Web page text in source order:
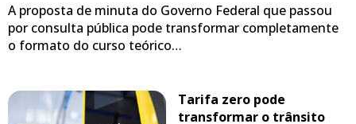
A proposta de minuta do Governo Federal que passou
por consulta pública pode transformar completamente
o formato do curso teórico…
Tarifa zero pode
transformar o trânsito